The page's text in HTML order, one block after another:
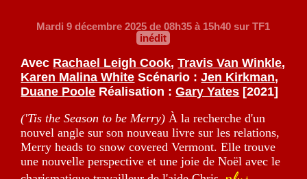
Mardi 9 décembre 2025 de 08h35 à 15h40 sur TF1
inédit
Avec Rachael Leigh Cook,Travis Van Winkle,
Karen Malina White Scénario :Jen Kirkman,
Duane Poole Réalisation :Gary Yates [2021]
('Tis the Season to be Merry) À la recherche d'un
nouvel angle sur son nouveau livre sur les relations,
Merry heads to snow covered Vermont. Elle trouve
une nouvelle perspective et une joie de Noël avec le